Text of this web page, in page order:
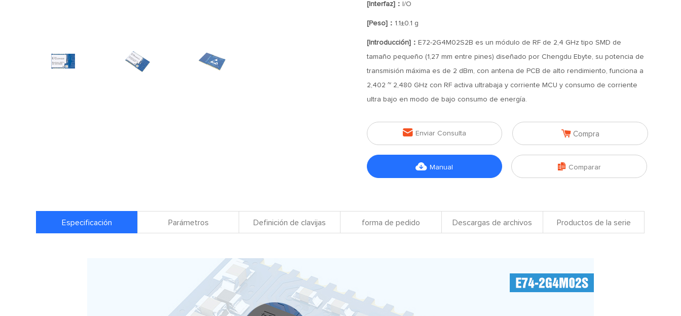
[Interfaz]： I/O
[Peso]： 1.1±0.1 g
[Introducción]： E72-2G4M02S2B es un módulo de RF de 2,4 GHz tipo SMD de
tamaño pequeño (1,27 mm entre pines) diseñado por Chengdu Ebyte, su potencia de
transmisión máxima es de 2 dBm, con antena de PCB de alto rendimiento, funciona a
2,402 ~ 2,480 GHz con RF activa ultrabaja y corriente MCU y consumo de corriente
ultra bajo en modo de bajo consumo de energía.
 Enviar Consulta  Compra
 Manual  Comparar
Especificación Parámetros Definición de clavijas forma de pedido Descargas de archivos Productos de la serie